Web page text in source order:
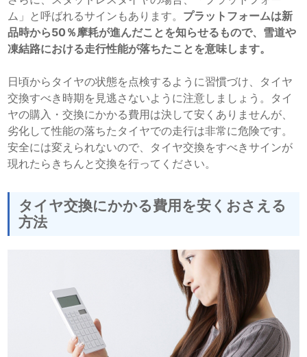
ム」と呼ばれるサインもあります。 プラットフォームは新
品時から50％摩耗が進んだことを知らせるもので、雪道や
凍結路における走行性能が落ちたことを意味します。
日頃からタイヤの状態を点検するように習慣づけ、タイヤ
交換すべき時期を見逃さないように注意しましょう。タイ
ヤの購入・交換にかかる費用は決して安くありませんが、
劣化して性能の落ちたタイヤでの走行は非常に危険です。
安全には変えられないので、タイヤ交換をすべきサインが
現れたらきちんと交換を行ってください。
タイヤ交換にかかる費用を安くおさえる
方法